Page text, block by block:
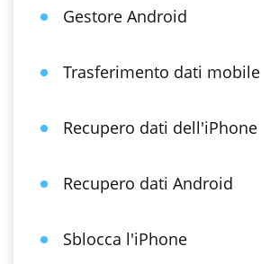
Gestore Android
Trasferimento dati mobile
Recupero dati dell'iPhone
Recupero dati Android
Sblocca l'iPhone